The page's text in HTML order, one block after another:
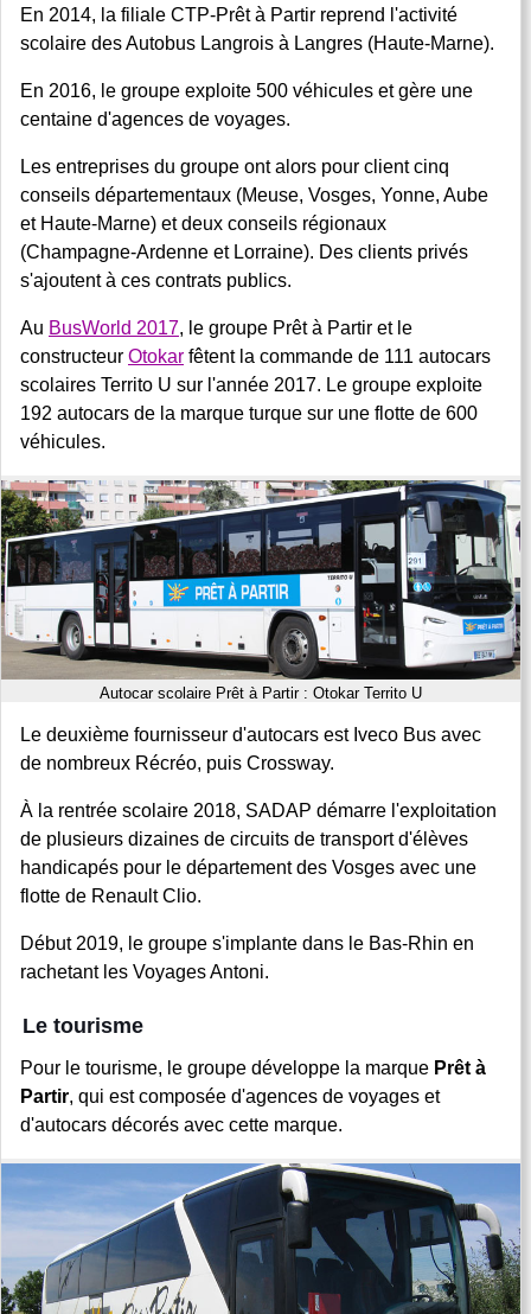
En 2014, la filiale CTP-Prêt à Partir reprend l'activité
scolaire des Autobus Langrois à Langres (Haute-Marne).
En 2016, le groupe exploite 500 véhicules et gère une
centaine d'agences de voyages.
Les entreprises du groupe ont alors pour client cinq
conseils départementaux (Meuse, Vosges, Yonne, Aube
et Haute-Marne) et deux conseils régionaux
(Champagne-Ardenne et Lorraine). Des clients privés
s'ajoutent à ces contrats publics.
Au BusWorld 2017, le groupe Prêt à Partir et le
constructeur Otokar fêtent la commande de 111 autocars
scolaires Territo U sur l'année 2017. Le groupe exploite
192 autocars de la marque turque sur une flotte de 600
véhicules.
Autocar scolaire Prêt à Partir : Otokar Territo U
Le deuxième fournisseur d'autocars est Iveco Bus avec
de nombreux Récréo, puis Crossway.
À la rentrée scolaire 2018, SADAP démarre l'exploitation
de plusieurs dizaines de circuits de transport d'élèves
handicapés pour le département des Vosges avec une
flotte de Renault Clio.
Début 2019, le groupe s'implante dans le Bas-Rhin en
rachetant les Voyages Antoni.
Le tourisme
Pour le tourisme, le groupe développe la marque Prêt à
Partir, qui est composée d'agences de voyages et
d'autocars décorés avec cette marque.